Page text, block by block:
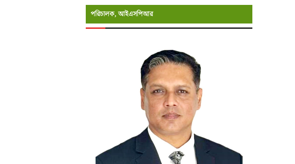
পরিচালক, আইএসপিআর